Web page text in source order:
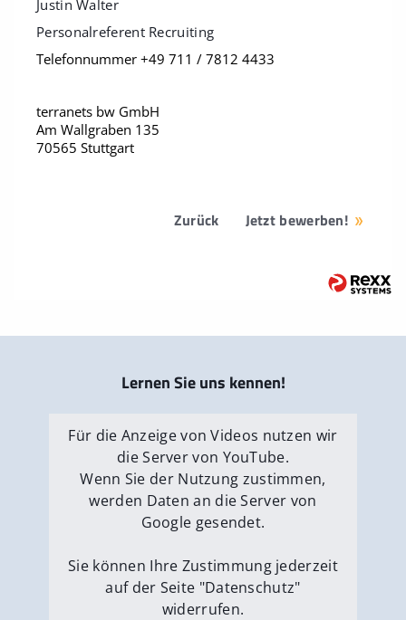
Justin Walter
Personalreferent Recruiting
Telefonnummer +49 711 / 7812 4433
terranets bw GmbH
Am Wallgraben 135
70565 Stuttgart
Zurück Jetzt bewerben!
Lernen Sie uns kennen!
Für die Anzeige von Videos nutzen wir
die Server von YouTube.
Wenn Sie der Nutzung zustimmen,
werden Daten an die Server von
Google gesendet.
Sie können Ihre Zustimmung jederzeit
auf der Seite "Datenschutz"
widerrufen.